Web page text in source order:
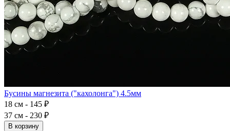
Бусины магнезита ("кахолонга") 4.5мм
18 см - 145 ₽
37 см - 230 ₽
В корзину